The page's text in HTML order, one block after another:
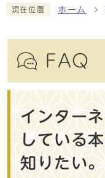
現在位置 ホーム
FAQ
インター
している
知りたい。